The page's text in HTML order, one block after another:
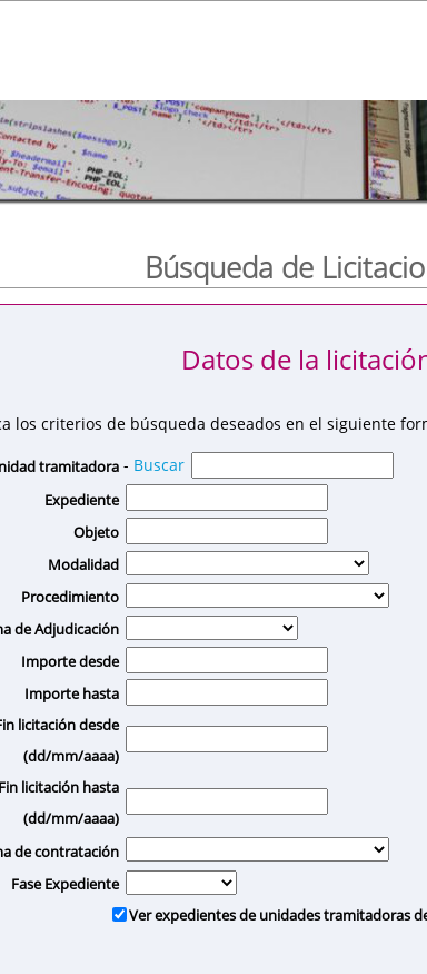
Búsqueda de
los criterios de búsqueda deseados en el siguiente
Datos de la
tramitadora - Buscar
Expediente
Objeto
Modalidad
Procedimiento
de Adjudicación
Importe desde
Importe hasta
licitación desde
(dd/mm/aaaa)
Fin licitación hasta
(dd/mm/aaaa)
de contratación
Fase Expediente
Ver expedientes de unidades tramitadoras